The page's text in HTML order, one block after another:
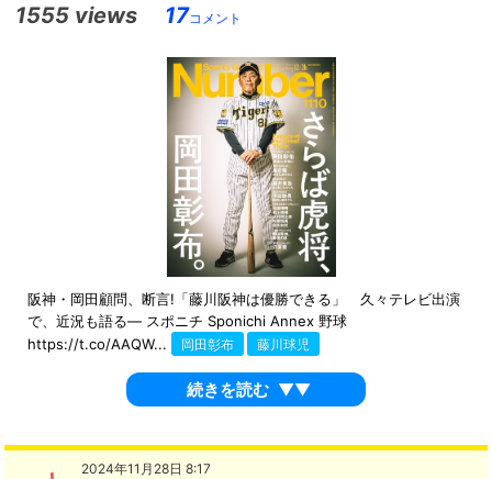
1555 views 17コメント
阪神・岡田顧問、断言!「藤川阪神は優勝できる」 久々テレビ出演
で、近況も語る― スポニチ Sponichi Annex 野球
https://t.co/AAQW...
岡田彰布 藤川球児
続きを読む ▼▼
2024年11月28日 8:17